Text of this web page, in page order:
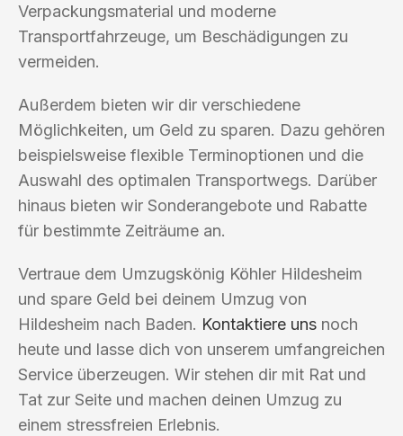
Verpackungsmaterial und moderne
Transportfahrzeuge, um Beschädigungen zu
vermeiden.
Außerdem bieten wir dir verschiedene
Möglichkeiten, um Geld zu sparen. Dazu gehören
beispielsweise flexible Terminoptionen und die
Auswahl des optimalen Transportwegs. Darüber
hinaus bieten wir Sonderangebote und Rabatte
für bestimmte Zeiträume an.
Vertraue dem Umzugskönig Köhler Hildesheim
und spare Geld bei deinem Umzug von
Hildesheim nach Baden. Kontaktiere uns noch
heute und lasse dich von unserem umfangreichen
Service überzeugen. Wir stehen dir mit Rat und
Tat zur Seite und machen deinen Umzug zu
einem stressfreien Erlebnis.